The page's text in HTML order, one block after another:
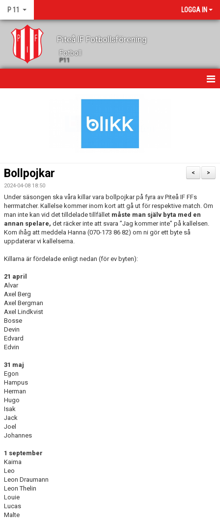
P 11 LOGGA IN
Piteå IF Fotbollsförening
Fotboll
P11
TRUPPEN
GÄSTBOK
DOKUMENT
KONTAKT
>
<
Bollpojkar
2024-04-08 18:50
Under säsongen ska våra killar vara bollpojkar på fyra av Piteå IF FFs
herrmatcher. Kallelse kommer inom kort att gå ut för respektive match. Om
man inte kan vid det tilldelade tillfället måste man själv byta med en
annan spelare, det räcker inte att svara ”Jag kommer inte” på kallelsen.
Kom ihåg att meddela Hanna (070-173 86 82) om ni gör ett byte så
uppdaterar vi kallelserna.
Killarna är fördelade enligt nedan (för ev byten):
21 april
Alvar
Axel Berg
Axel Bergman
Axel Lindkvist
Bosse
Devin
Edvard
Edvin
31 maj
Egon
Hampus
Herman
Hugo
Isak
Jack
Joel
Johannes
1 september
Kaima
Leo
Leon Draumann
Leon Thelin
Louie
Lucas
Malte